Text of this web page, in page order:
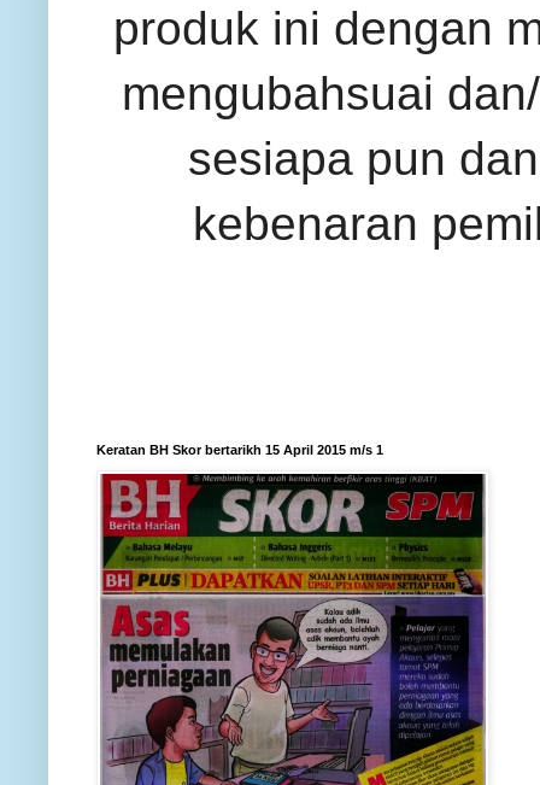
produk ini dengan
mengubahsuai
sesiapa pun
kebenaran
Keratan BH Skor bertarikh 15 April 2015 m/s 1